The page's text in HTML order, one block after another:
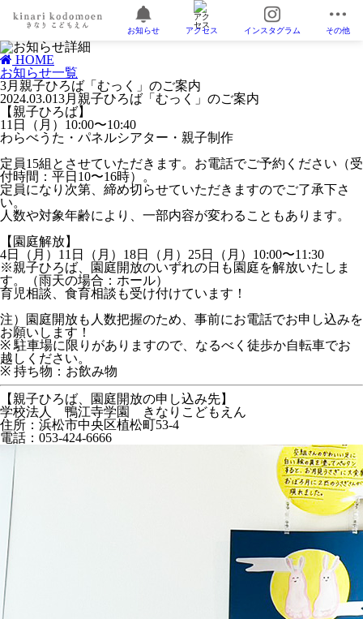
お知らせ アクセス インスタグラム その他
HOME
お知らせ一覧
3月親子ひろば「むっく」のご案内
2024.03.013月親子ひろば「むっく」のご案内
【親子ひろば】
11日（月）10:00〜10:40
わらべうた・パネルシアター・親子制作
定員15組 とさせていただきます。お電話でご予約ください（受
付時間：平日10〜16時）。
定員になり次第、締め切らせていただきますのでご了承下さ
い。
人数や対象年齢により、一部内容が変わることもあります。
【園庭解放】
4日（月）11日（月）18日（月）25日（月）10:00〜11:30
※親子ひろば、園庭開放のいずれの日も園庭を解放いたしま
す。（雨天の場合：ホール）
育児相談、食育相談も受け付けています！
注）園庭開放も人数把握のため、事前にお電話でお申し込みを
お願いします！
※ 駐車場に限りがありますので、なるべく徒歩か自転車でお
越しください。
※ 持ち物：お飲み物
【親子ひろば、園庭開放の申し込み先】
学校法人 鴨江寺学園 きなりこどもえん
住所：浜松市中央区植松町53-4
電話：053-424-6666